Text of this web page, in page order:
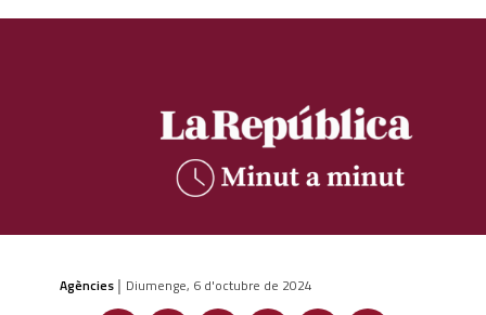
Agències | Diumenge, 6 d'octubre de 2024